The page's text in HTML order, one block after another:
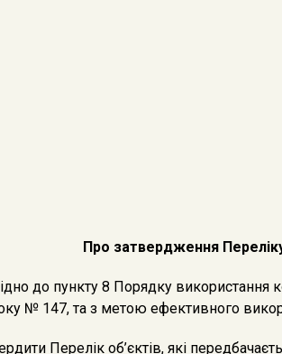
Про затвердження
до пункту 8 Порядку використання
№ 147, та з метою ефективного
Перелік об’єктів, які